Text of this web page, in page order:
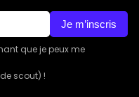
Je m’inscris
que je peux me
scout) !